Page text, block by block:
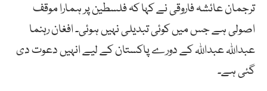
ترجمان عائشہ فاروقی نے کہا کہ فلسطین پر ہمارا موقف
اصولی ہے جس میں کوئی تبدیلی نہیں ہوئی۔ افغان رہنما
عبداللہ عبداللہ کے دورے پاکستان کے لیے انہیں دعوت دی
گئی ہے۔